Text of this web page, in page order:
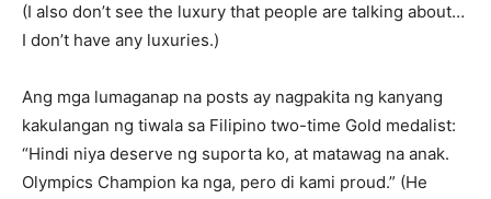
(I also don’t see the luxury that people are talking about…
I don’t have any luxuries.)
Ang mga lumaganap na posts ay nagpakita ng kanyang
kakulangan ng tiwala sa Filipino two-time Gold medalist:
“Hindi niya deserve ng suporta ko, at matawag na anak.
Olympics Champion ka nga, pero di kami proud.” (He